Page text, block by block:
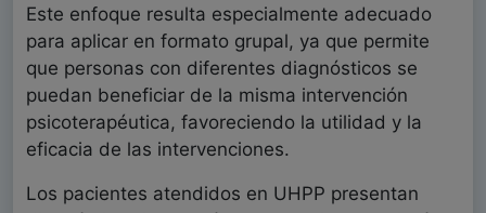
Este enfoque resulta especialmente adecuado
para aplicar en formato grupal, ya que permite
que personas con diferentes diagnósticos se
puedan beneficiar de la misma intervención
psicoterapéutica, favoreciendo la utilidad y la
eficacia de las intervenciones.
Los pacientes atendidos en UHPP presentan